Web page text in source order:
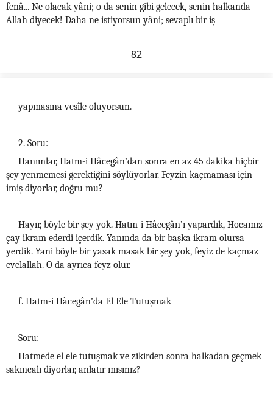
fenâ... Ne olacak yâni; o da senin gibi gelecek, senin halkanda
Allah diyecek! Daha ne istiyorsun yâni; sevaplı bir iş
82
yapmasına vesîle oluyorsun.
2. Soru:
Hanımlar, Hatm-i Hâcegân’dan sonra en az 45 dakika hiçbir
şey yenmemesi gerektiğini söylüyorlar. Feyzin kaçmaması için
imiş diyorlar, doğru mu?
Hayır, böyle bir şey yok. Hatm-i Hâcegân’ı yapardık, Hocamız
çay ikram ederdi içerdik. Yanında da bir başka ikram olursa
yerdik. Yani böyle bir yasak masak bir şey yok, feyiz de kaçmaz
evelallah. O da ayrıca feyz olur.
f. Hatm-i Hàcegân’da El Ele Tutuşmak
Soru:
Hatmede el ele tutuşmak ve zikirden sonra halkadan geçmek
sakıncalı diyorlar, anlatır mısınız?